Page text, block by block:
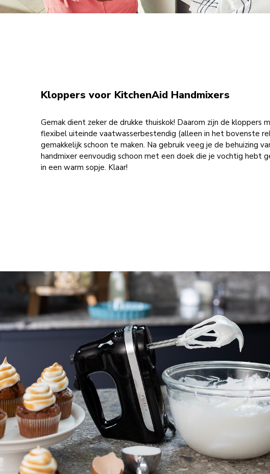
Kloppers voor KitchenAid Handmixers
Gemak dient zeker de drukke thuiskok! Daarom zijn de kloppers
flexibel uiteinde vaatwasserbestendig (alleen in het bovenste
gemakkelijk schoon te maken. Na gebruik veeg je de behuizing
handmixer eenvoudig schoon met een doek die je vochtig hebt
in een warm sopje. Klaar!